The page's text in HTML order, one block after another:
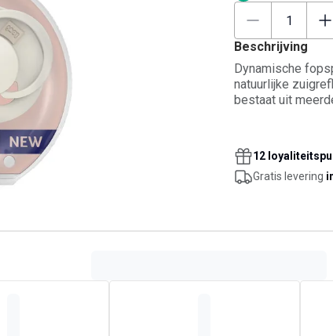
Beschrijving
Dynamische
natuurlijke
bestaat uit
beperkt contact
12
Gratis levering